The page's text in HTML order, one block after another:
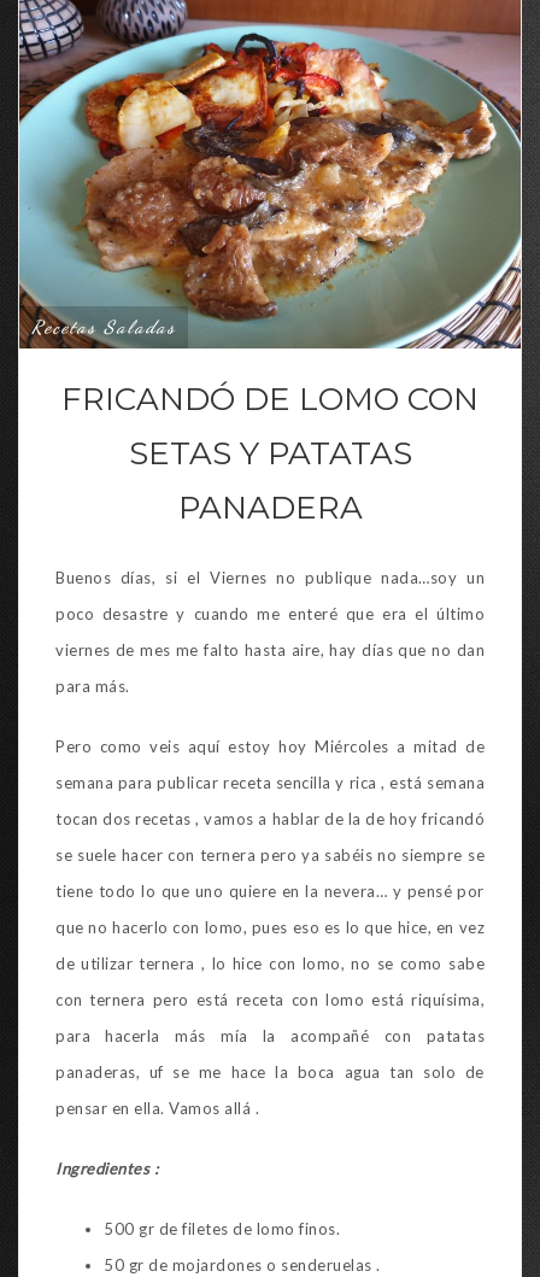
Recetas Saladas
FRICANDÓ DE LOMO CON
SETAS Y PATATAS
PANADERA
Buenos días, si el Viernes no publique nada…soy un
poco desastre y cuando me enteré que era el último
viernes de mes me falto hasta aire, hay días que no dan
para más.
Pero como veis aquí estoy hoy Miércoles a mitad de
semana para publicar receta sencilla y rica , está semana
tocan dos recetas , vamos a hablar de la de hoy fricandó
se suele hacer con ternera pero ya sabéis no siempre se
tiene todo lo que uno quiere en la nevera… y pensé por
que no hacerlo con lomo, pues eso es lo que hice, en vez
de utilizar ternera , lo hice con lomo, no se como sabe
con ternera pero está receta con lomo está riquísima,
para hacerla más mía la acompañé con patatas
panaderas, uf se me hace la boca agua tan solo de
pensar en ella. Vamos allá .
Ingredientes :
500 gr de filetes de lomo finos.
50 gr de mojardones o senderuelas .